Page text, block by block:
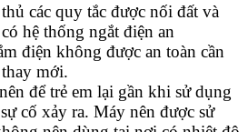
các quy tắc được nối đất và
hệ thống ngắt điện an
điện không được an toàn cần
mới.
để trẻ em lại gần khi sử dụng
cố xảy ra. Máy nên được sử